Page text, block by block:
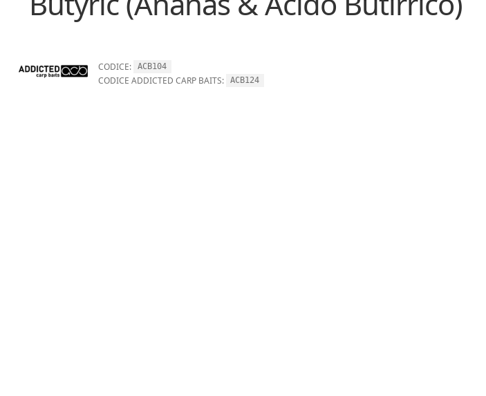
CODICE: ACB104
CODICE ADDICTED CARP BAITS: ACB124